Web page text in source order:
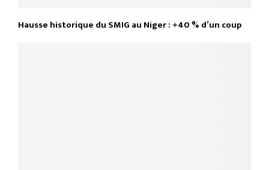
Hausse historique du SMIG au Niger : +40 % d’un coup